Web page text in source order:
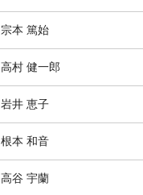
宗本 篤始
高村 健一郎
岩井 恵子
根本 和音
高谷 宇蘭